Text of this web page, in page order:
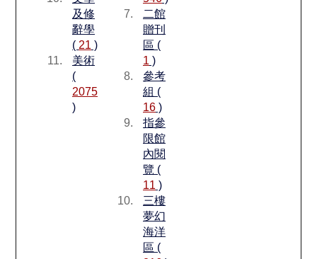
及修
辭學
( 21 )
美術
(
2075
)
二館
贈刊
區 (
1 )
參考
組 (
16)
指參
限館
內閱
覽 (
11 )
三樓
夢幻
海洋
區 (